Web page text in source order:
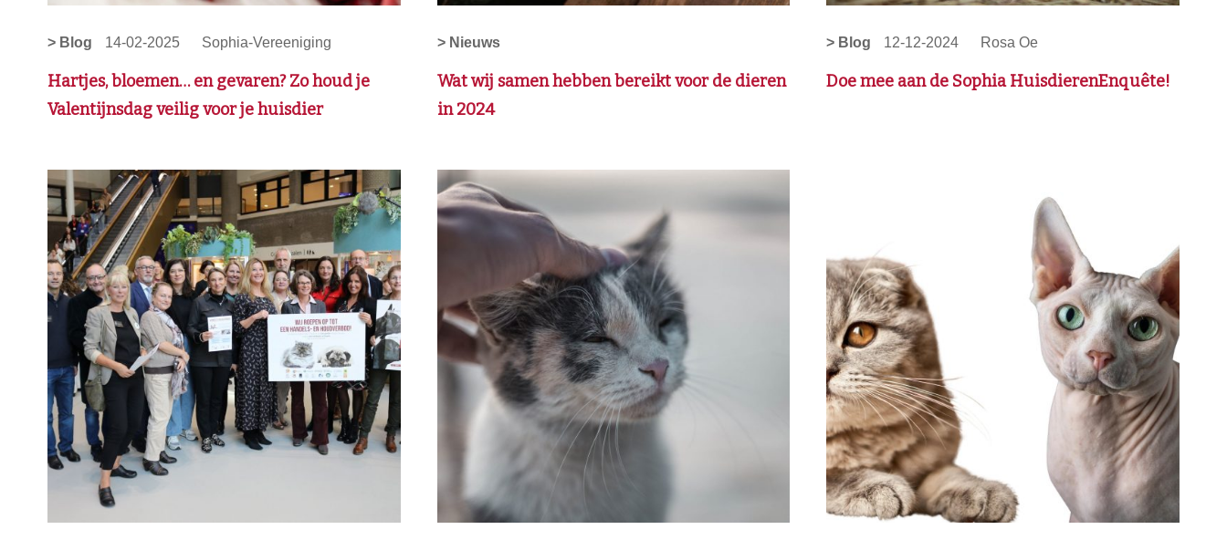
> Blog 14-02-2025 Sophia-Vereeniging
Hartjes, bloemen… en gevaren? Zo houd je
Valentijnsdag veilig voor je huisdier
> Nieuws
Wat wij samen hebben bereikt voor de dieren
in 2024
> Blog 12-12-2024 Rosa Oe
Doe mee aan de Sophia HuisdierenEnquête!